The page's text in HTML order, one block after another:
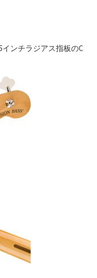
ンチラジアス指板のC